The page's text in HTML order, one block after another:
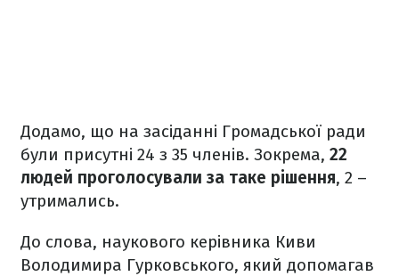
Додамо, що на засіданні Громадської ради
були присутні 24 з 35 членів. Зокрема, 22
людей проголосували за таке рішення, 2 –
утримались.
До слова, наукового керівника Киви
Володимира Гурковського, який допомагав